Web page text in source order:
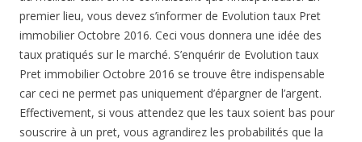
premier lieu, vous devez s’informer de Evolution taux Pret
immobilier Octobre 2016. Ceci vous donnera une idée des
taux pratiqués sur le marché. S’enquérir de Evolution taux
Pret immobilier Octobre 2016 se trouve être indispensable
car ceci ne permet pas uniquement d’épargner de l’argent.
Effectivement, si vous attendez que les taux soient bas pour
souscrire à un pret, vous agrandirez les probabilités que la